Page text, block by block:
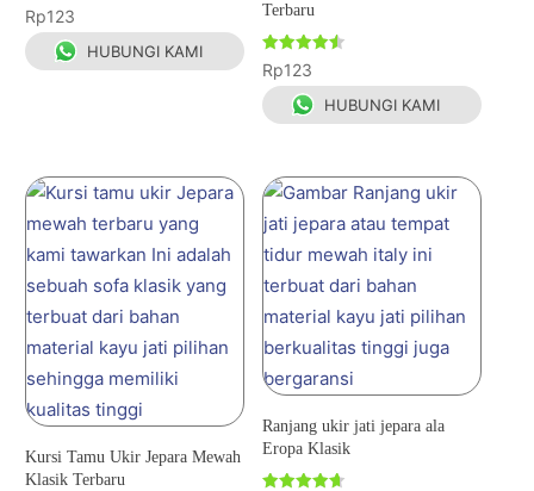
Dinilai
4.00
dari 5
Rp123
HUBUNGI KAMI
Terbaru
Dinilai
4.50
dari 5
Rp123
HUBUNGI KAMI
Kursi Tamu Ukir Jepara Mewah
Klasik Terbaru
Ranjang ukir jati jepara ala
Eropa Klasik